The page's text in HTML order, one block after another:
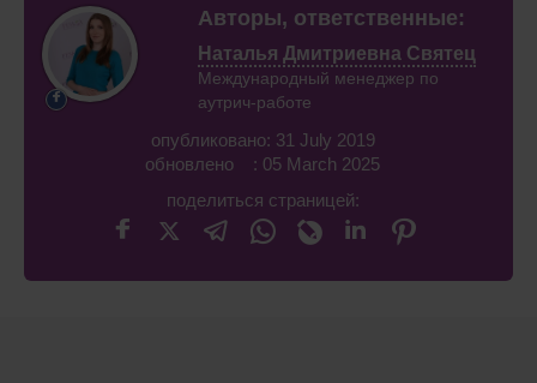
Авторы, ответственные:
Наталья Дмитриевна Святец
Международный менеджер по
аутрич-работе
опубликовано: 31 July 2019
обновлено : 05 March 2025
поделиться страницей: